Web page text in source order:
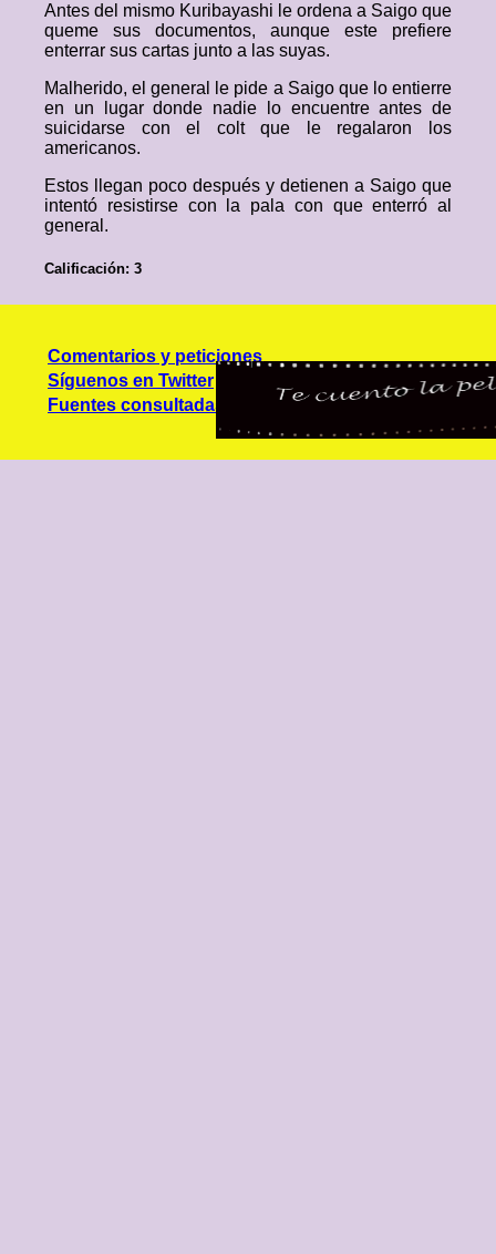
Antes del mismo Kuribayashi le ordena a Saigo que
queme sus documentos, aunque este prefiere
enterrar sus cartas junto a las suyas.
Malherido, el general le pide a Saigo que lo entierre
en un lugar donde nadie lo encuentre antes de
suicidarse con el colt que le regalaron los
americanos.
Estos llegan poco después y detienen a Saigo que
intentó resistirse con la pala con que enterró al
general.
Calificación: 3
Comentarios y peticiones
Síguenos en Twitter
Fuentes consultadas